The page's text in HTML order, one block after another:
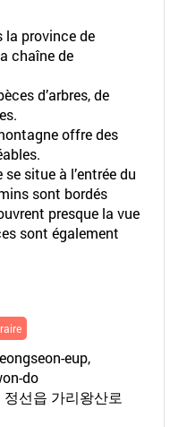
la province de
chaîne de
d’arbres, de
offre des
situe à l’entrée du
sont bordés
presque la vue
sont également
eup,
do
선읍 가리왕산로